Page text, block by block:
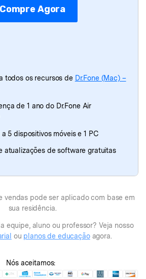
- Transferência do WhatsApp
Compre Agora
todos os recursos de Dr.Fone (Mac) –
de 1 ano do Dr.Fone Air
5 dispositivos móveis e 1 PC
atualizações de software gratuitas
vendas pode ser aplicado com base em
sua residência.
equipe, aluno ou professor? Veja nosso
ou planos de educaçãoagora.
Nós aceitamos: